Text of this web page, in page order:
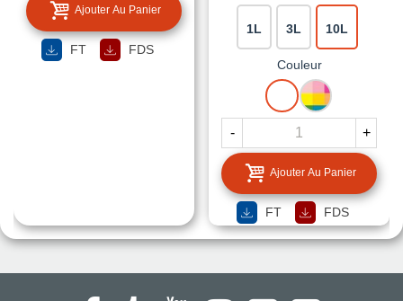
Ajouter Au Panier
FT FDS
1L 3L 10L
Couleur
BLANCMISE
A
TEINTE
- +
Ajouter Au Panier
FT FDS